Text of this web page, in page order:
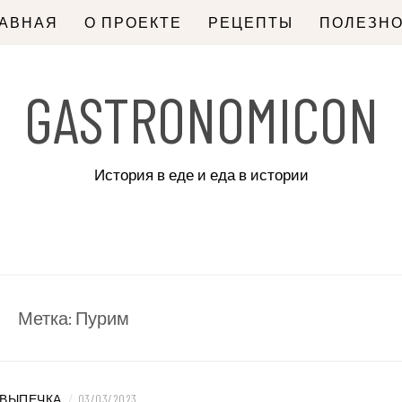
О ПРОЕКТЕ РЕЦЕПТЫ
GASTRONOMICON
История в еде и еда в истории
Метка: Пурим
ВЫПЕЧКА 03/03/2023